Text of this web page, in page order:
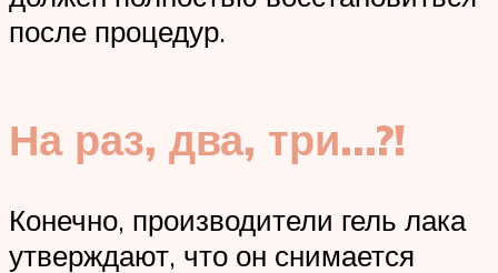
после процедур.
На раз, два, три…?!
Конечно, производители гель лака
утверждают, что он снимается